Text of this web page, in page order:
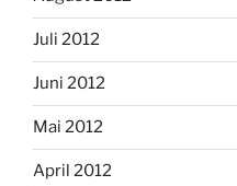
Juli 2012
Juni 2012
Mai 2012
April 2012